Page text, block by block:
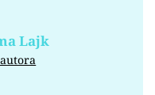
Lajk